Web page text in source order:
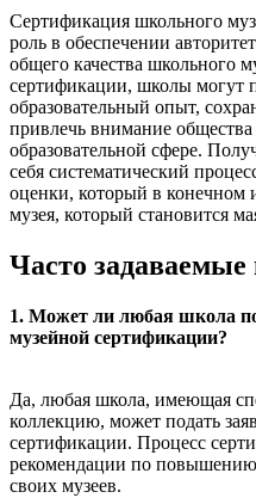
Сертификация школьного
роль в обеспечении
общего качества школьного
сертификации, школы могут
образовательный опыт,
привлечь внимание
образовательной сфере.
себя систематический
оценки, который в конечном
музея, который становится
Часто
1. Может ли любая школа
музейной сертификации?
Да, любая школа, имеющая
коллекцию, может подать
сертификации. Процесс
рекомендации по повышению
своих музеев.